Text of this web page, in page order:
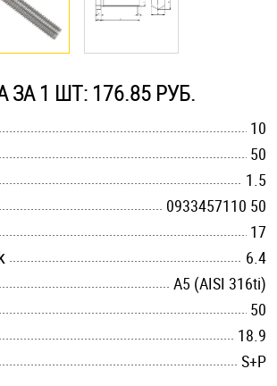
ЗА 1 ШТ: 176.85 РУБ.
10
50
1.5
0933457110 50
17
6.4
А5 (AISI 316ti)
50
18.9
S+P